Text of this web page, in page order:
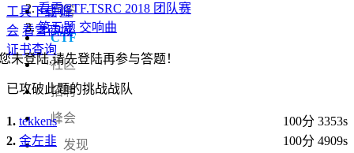
问答
CTF
社区
招聘
峰会
发现
工具下载 峰
会 看雪商城
证书查询
看雪CTF.TSRC 2018 团队赛
第五题 交响曲
未登陆,请先登陆再参与答题！
已攻破此题的挑战战队
1. tekkens
100分 3353s
2. 金左韭
100分 4909s